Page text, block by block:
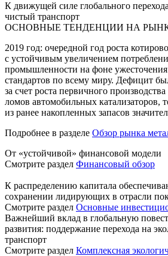
К движущей силе глобального
чистый транспорт
ОСНОВНЫЕ ТЕНДЕНЦИИ НА
2019 год: очередной год роста
с устойчивым увеличением
промышленности на фоне ужесточения
стандартов по всему миру. Дефицит
за счет роста первичного
ломов автомобильных катализаторов,
из ранее накопленных запасов
Подробнее в разделе Обзор рынка
От «устойчивой» финансовой модели
Смотрите раздел Финансовый обзор
К распределению капитала
сохранении лидирующих в отрасли
Смотрите раздел Основные
Важнейший вклад в глобальную
развития: поддержание перехода на
транспорт
Смотрите раздел Комплексная